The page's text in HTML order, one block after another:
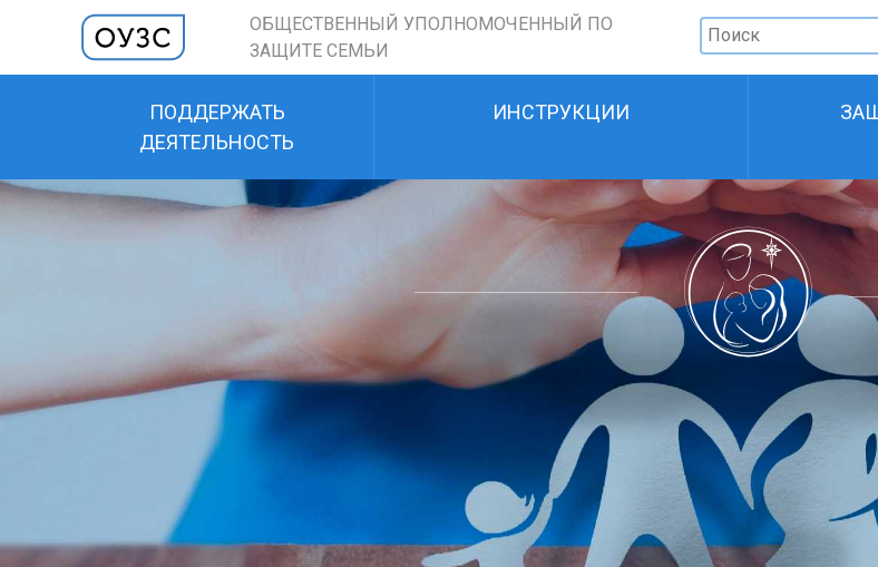
ОБЩЕСТВЕННЫЙ УПОЛНОМОЧЕННЫЙ ПО
ЗАЩИТЕ СЕМЬИ
ПОДДЕРЖАТЬ
ДЕЯТЕЛЬНОСТЬ
ИНСТРУКЦИИ